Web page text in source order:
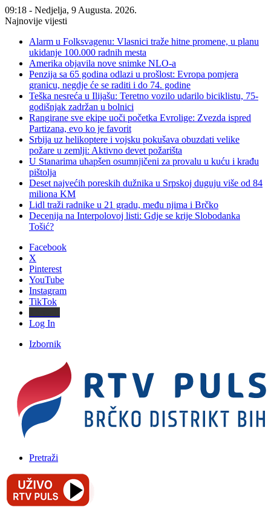
09:18 - Nedjelja, 9 Augusta. 2026.
Najnovije vijesti
Alarm u Folksvagenu: Vlasnici traže hitne promene, u planu
ukidanje 100.000 radnih mesta
Amerika objavila nove snimke NLO-a
Penzija sa 65 godina odlazi u prošlost: Evropa pomjera
granicu, negdje će se raditi i do 74. godine
Teška nesreća u Ilijašu: Teretno vozilo udarilo biciklistu, 75-
godišnjak zadržan u bolnici
Rangirane sve ekipe uoči početka Evrolige: Zvezda ispred
Partizana, evo ko je favorit
Srbija uz helikoptere i vojsku pokušava obuzdati velike
požare u zemlji: Aktivno devet požarišta
U Stanarima uhapšen osumnjičeni za provalu u kuću i krađu
pištolja
Deset najvećih poreskih dužnika u Srpskoj duguju više od 84
miliona KM
Lidl traži radnike u 21 gradu, među njima i Brčko
Decenija na Interpolovoj listi: Gdje se krije Slobodanka
Tošić?
Facebook
X
Pinterest
YouTube
Instagram
TikTok
Log In
Izbornik
Pretraži